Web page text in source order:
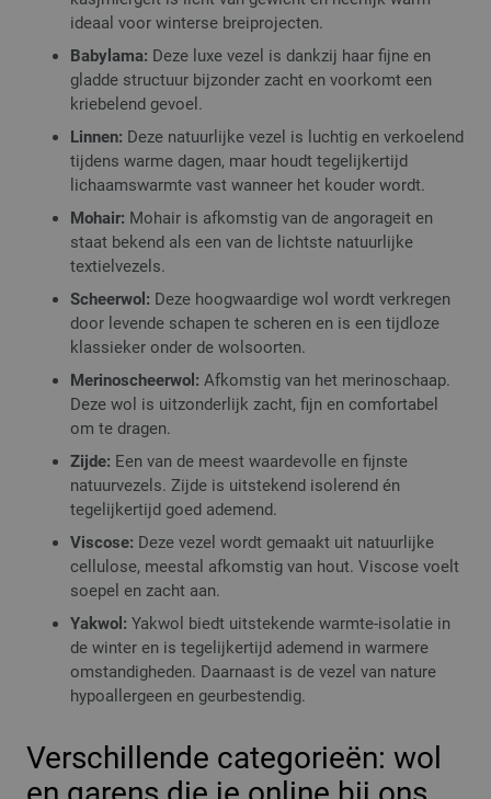
ideaal voor winterse breiprojecten.
Babylama: Deze luxe vezel is dankzij haar fijne en
gladde structuur bijzonder zacht en voorkomt een
kriebelend gevoel.
Linnen: Deze natuurlijke vezel is luchtig en verkoelend
tijdens warme dagen, maar houdt tegelijkertijd
lichaamswarmte vast wanneer het kouder wordt.
Mohair: Mohair is afkomstig van de angorageit en
staat bekend als een van de lichtste natuurlijke
textielvezels.
Scheerwol: Deze hoogwaardige wol wordt verkregen
door levende schapen te scheren en is een tijdloze
klassieker onder de wolsoorten.
Merinoscheerwol: Afkomstig van het merinoschaap.
Deze wol is uitzonderlijk zacht, fijn en comfortabel
om te dragen.
Zijde: Een van de meest waardevolle en fijnste
natuurvezels. Zijde is uitstekend isolerend én
tegelijkertijd goed ademend.
Viscose: Deze vezel wordt gemaakt uit natuurlijke
cellulose, meestal afkomstig van hout. Viscose voelt
soepel en zacht aan.
Yakwol: Yakwol biedt uitstekende warmte-isolatie in
de winter en is tegelijkertijd ademend in warmere
omstandigheden. Daarnaast is de vezel van nature
hypoallergeen en geurbestendig.
Verschillende categorieën: wol